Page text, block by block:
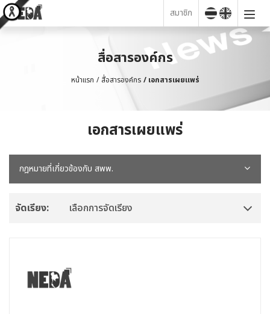
สมาชิก
สื่อสารองค์กร
หน้าแรก สื่อสารองค์กร เอกสารเผยแพร่
เอกสารเผยแพร่
กฎหมายที่เกี่ยวข้องกับ สพพ.
จัดเรียง: เลือกการจัดเรียง